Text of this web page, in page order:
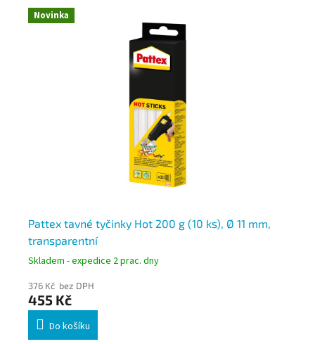
Novinka
Pattex tavné tyčinky Hot 200 g (10 ks), Ø 11 mm,
transparentní
Skladem - expedice 2 prac. dny
376 Kč bez DPH
455 Kč
Do košíku